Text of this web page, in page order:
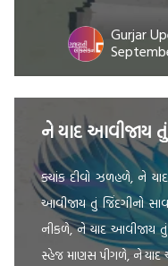
Gurjar
ને યાદ આવીજાય તું
ક્યાંક દીવો ઝળહળે, ને
આવીજાય તું જિંદગીનો
નીકળે, ને યાદ આવીજાય
સ્હેજ માણસ પીગળે, ને યાદ